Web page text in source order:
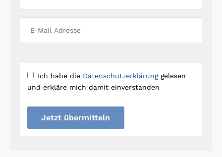
Ich habe die Datenschutzerklärunggelesen
und erkläre mich damit einverstanden
Jetzt übermitteln